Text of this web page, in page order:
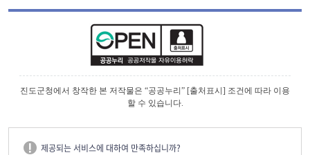
진도군청에서 창작한 본 저작물은 “공공누리” [출처표시] 조건에 따라 이용
할 수 있습니다.
제공되는 서비스에 대하여 만족하십니까?